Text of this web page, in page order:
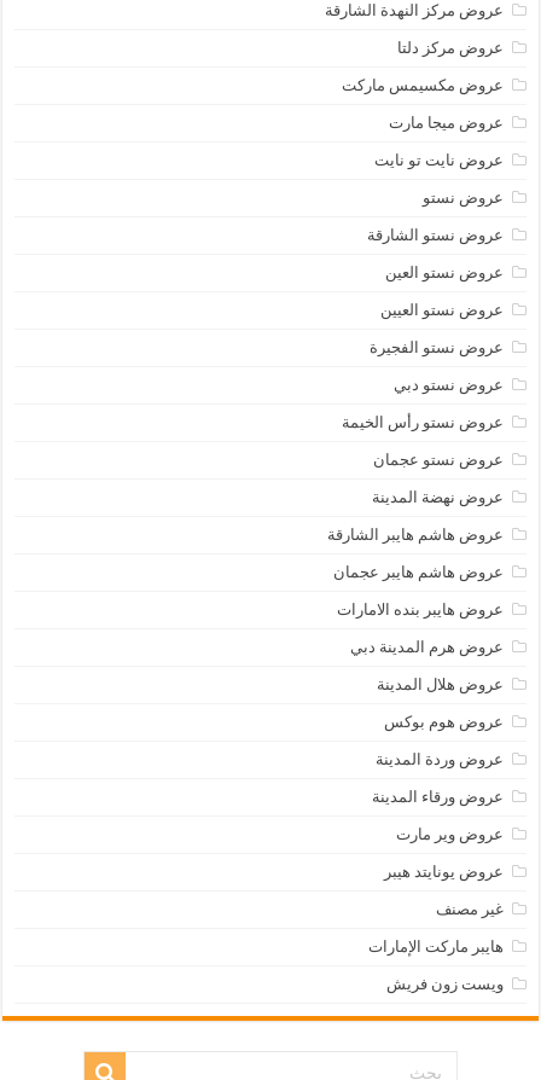
عروض مركز النهدة الشارقة
عروض مركز دلتا
عروض مكسيمس ماركت
عروض ميجا مارت
عروض نايت تو نايت
عروض نستو
عروض نستو الشارقة
عروض نستو العين
عروض نستو العيين
عروض نستو الفجيرة
عروض نستو دبي
عروض نستو رأس الخيمة
عروض نستو عجمان
عروض نهضة المدينة
عروض هاشم هايبر الشارقة
عروض هاشم هايبر عجمان
عروض هايبر بنده الامارات
عروض هرم المدينة دبي
عروض هلال المدينة
عروض هوم بوكس
عروض وردة المدينة
عروض ورقاء المدينة
عروض وير مارت
عروض يونايتد هيبر
غير مصنف
هايبر ماركت الإمارات
ويست زون فريش